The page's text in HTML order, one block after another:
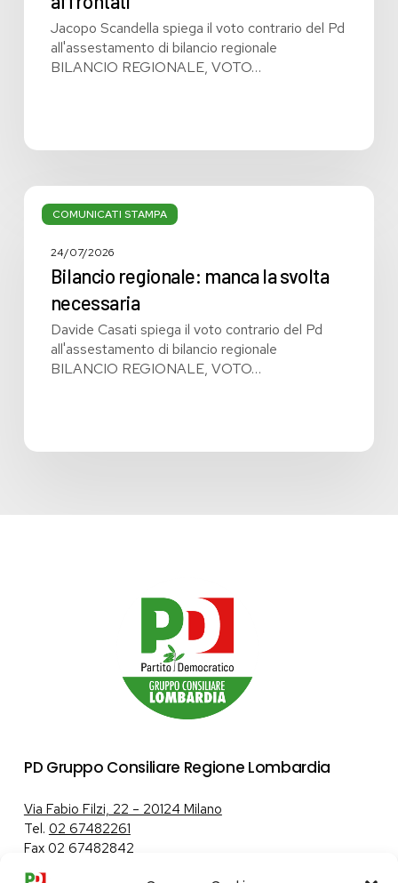
affrontati
Jacopo Scandella spiega il voto contrario del Pd
all'assestamento di bilancio regionale
BILANCIO REGIONALE, VOTO…
COMUNICATI STAMPA
Bilancio
regionale:
svolta
24/07/2026
Bilancio regionale: manca la svolta
necessaria
Davide Casati spiega il voto contrario del Pd
all'assestamento di bilancio regionale
BILANCIO REGIONALE, VOTO…
PD Gruppo Consiliare Regione Lombardia
Via Fabio Filzi, 22 – 20124 Milano
Tel. 02 67482261
Fax 02 67482842